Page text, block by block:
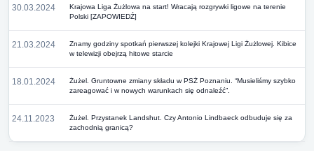
30.03.2024
Krajowa Liga Żużlowa na start! Wracają rozgrywki ligowe na terenie
Polski [ZAPOWIEDŹ]
21.03.2024
Znamy godziny spotkań pierwszej kolejki Krajowej Ligi Żużlowej. Kibice
w telewizji obejrzą hitowe starcie
18.01.2024
Żużel. Gruntowne zmiany składu w PSŻ Poznaniu. “Musieliśmy szybko
zareagować i w nowych warunkach się odnaleźć”.
24.11.2023
Żużel. Przystanek Landshut. Czy Antonio Lindbaeck odbuduje się za
zachodnią granicą?